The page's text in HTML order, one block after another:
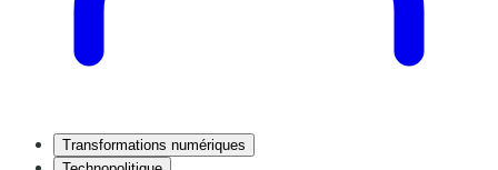
Transformations numériques